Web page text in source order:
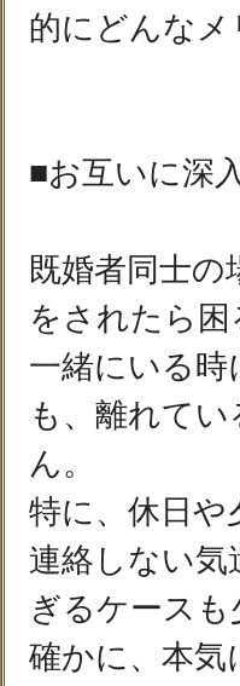
的にどんな
■お互いに深
既婚者同士
をされたら
一緒にいる
も、離れて
ん。
特に、休日や
連絡しない
ぎるケースも
確かに、本